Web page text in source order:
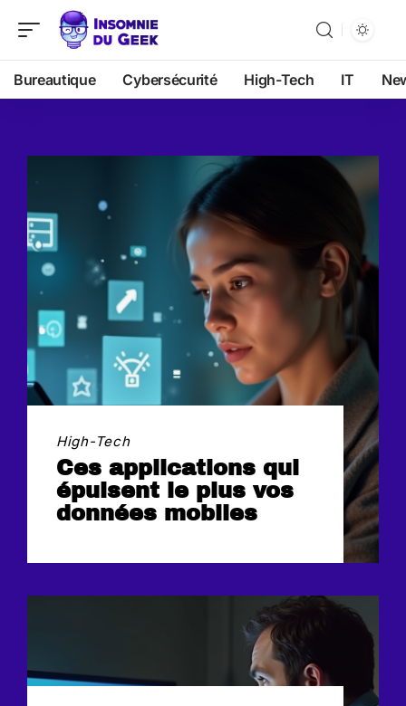
Bureautique Cybersécurité High-Tech IT
High-Tech
Ces applications qui
épuisent le plus vos
données mobiles